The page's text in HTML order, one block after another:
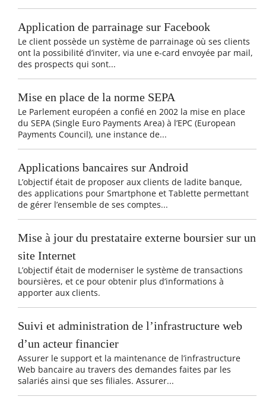
Application de parrainage sur Facebook
Le client possède un système de parrainage où ses clients
ont la possibilité d’inviter, via une e-card envoyée par mail,
des prospects qui sont...
Mise en place de la norme SEPA
Le Parlement européen a confié en 2002 la mise en place
du SEPA (Single Euro Payments Area) à l’EPC (European
Payments Council), une instance de...
Applications bancaires sur Android
L’objectif était de proposer aux clients de ladite banque,
des applications pour Smartphone et Tablette permettant
de gérer l’ensemble de ses comptes...
Mise à jour du prestataire externe boursier sur un
site Internet
L’objectif était de moderniser le système de transactions
boursières, et ce pour obtenir plus d’informations à
apporter aux clients.
Suivi et administration de l’infrastructure web
d’un acteur financier
Assurer le support et la maintenance de l’infrastructure
Web bancaire au travers des demandes faites par les
salariés ainsi que ses filiales. Assurer...